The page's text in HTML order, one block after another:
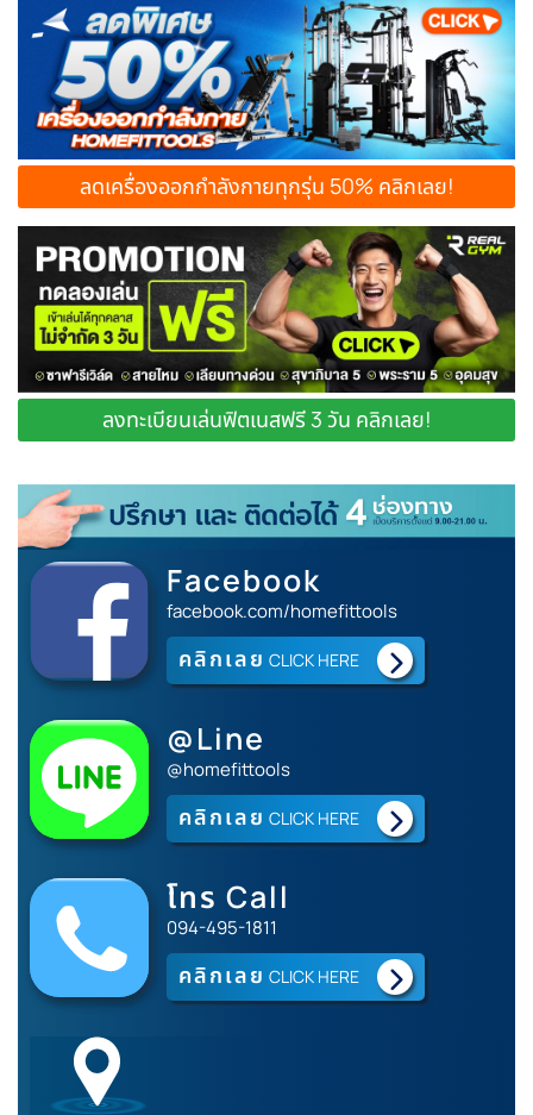
ลดเครื่องออกกำลังกายทุกรุ่น 50% คลิกเลย!
ลงทะเบียนเล่นฟิตเนสฟรี 3 วัน คลิกเลย!
Facebook
facebook.com/homefittools
คลิกเลย CLICK HERE
@Line
@homefittools
คลิกเลย CLICK HERE
โทร Call
094-495-1811
คลิกเลย CLICK HERE